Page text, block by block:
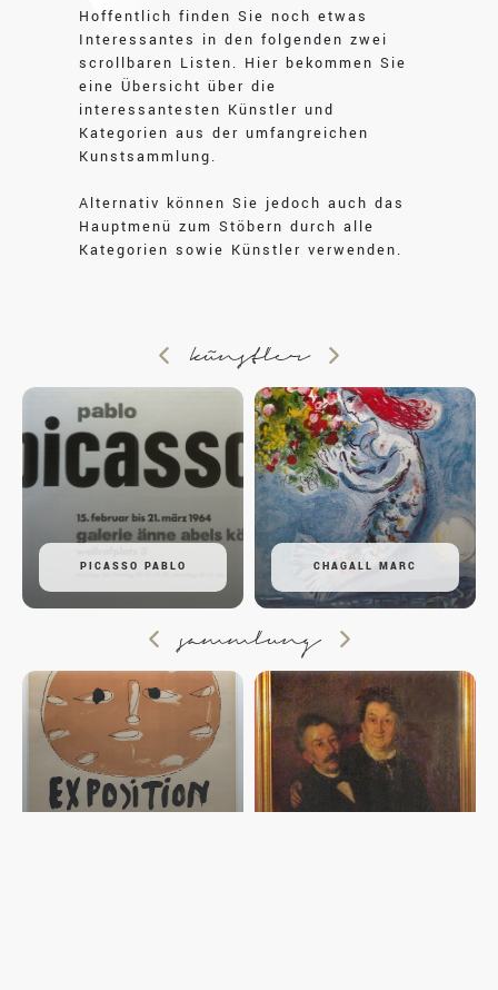
Hoffentlich finden Sie noch etwas
Interessantes in den folgenden zwei
scrollbaren Listen. Hier bekommen Sie
eine Übersicht über die
interessantesten Künstler und
Kategorien aus der umfangreichen
Kunstsammlung.
Alternativ können Sie jedoch auch das
Hauptmenü zum Stöbern durch alle
Kategorien sowie Künstler verwenden.
künstler
PICASSO PABLO CHAGALL MARC
sammlung